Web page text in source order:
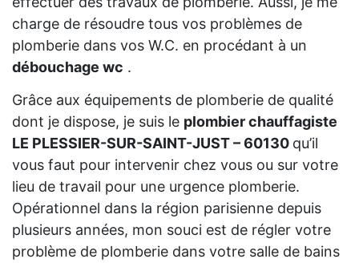
charge de résoudre tous vos problèmes de
plomberie dans vos W.C. en procédant à un
débouchage wc .
Grâce aux équipements de plomberie de qualité
dont je dispose, je suis le plombier chauffagiste
LE PLESSIER-SUR-SAINT-JUST – 60130 qu’il
vous faut pour intervenir chez vous ou sur votre
lieu de travail pour une urgence plomberie.
Opérationnel dans la région parisienne depuis
plusieurs années, mon souci est de régler votre
problème de plomberie dans votre salle de bains